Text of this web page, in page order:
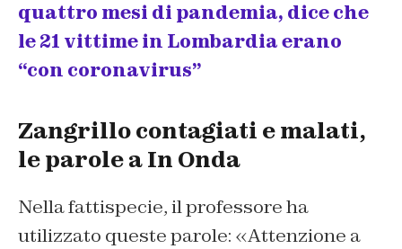
quattro mesi di pandemia, dice che
le 21 vittime in Lombardia erano
“con coronavirus”
Zangrillo contagiati e malati,
le parole a In Onda
Nella fattispecie, il professore ha
utilizzato queste parole: «Attenzione a